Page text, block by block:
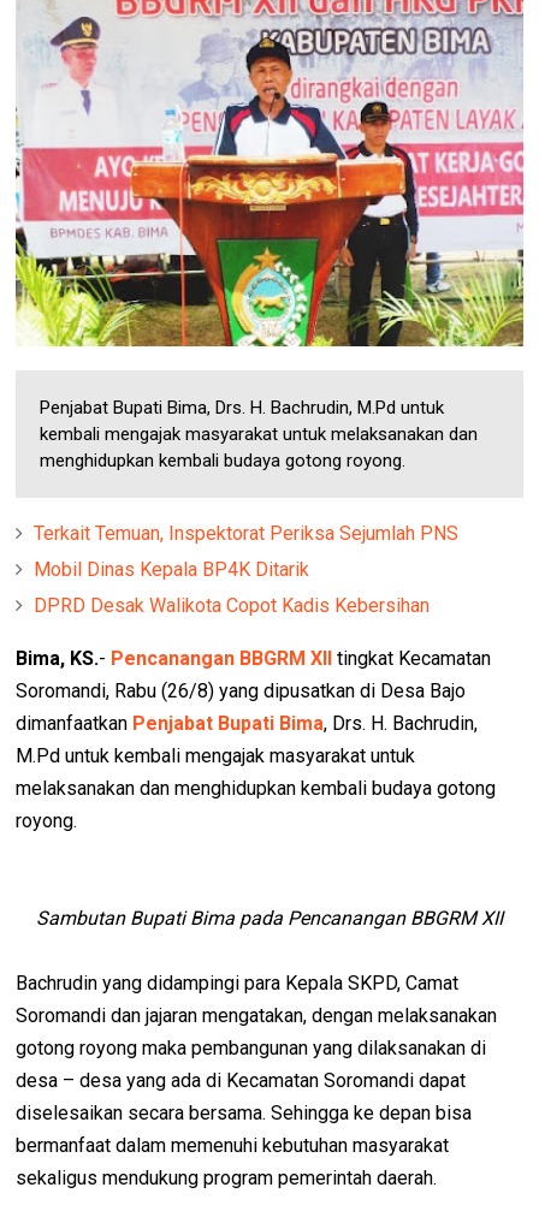
Penjabat Bupati Bima, Drs. H. Bachrudin, M.Pd untuk
kembali mengajak masyarakat untuk melaksanakan dan
menghidupkan kembali budaya gotong royong.
Terkait Temuan, Inspektorat Periksa Sejumlah PNS
Mobil Dinas Kepala BP4K Ditarik
DPRD Desak Walikota Copot Kadis Kebersihan
Bima, KS.- Pencanangan BBGRM XII tingkat Kecamatan
Soromandi, Rabu (26/8) yang dipusatkan di Desa Bajo
dimanfaatkan Penjabat Bupati Bima, Drs. H. Bachrudin,
M.Pd untuk kembali mengajak masyarakat untuk
melaksanakan dan menghidupkan kembali budaya gotong
royong.
Sambutan Bupati Bima pada Pencanangan BBGRMXII
Bachrudin yang didampingi para Kepala SKPD, Camat
Soromandi dan jajaran mengatakan, dengan melaksanakan
gotong royong maka pembangunan yang dilaksanakan di
desa – desa yang ada di Kecamatan Soromandi dapat
diselesaikan secara bersama. Sehingga ke depan bisa
bermanfaat dalam memenuhi kebutuhan masyarakat
sekaligus mendukung program pemerintah daerah.